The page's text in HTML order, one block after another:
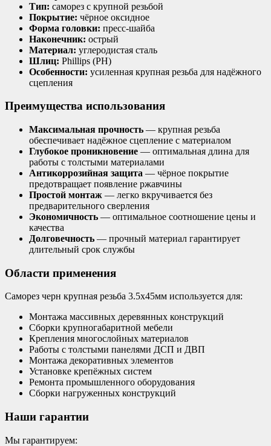
Тип: саморез с крупной резьбой
Покрытие: чёрное оксидное
Форма головки: пресс-шайба
Наконечник: острый
Материал: углеродистая сталь
Шлиц: Phillips (PH)
Особенности: усиленная крупная резьба для надёжного
сцепления
Преимущества использования
Максимальная прочность — крупная резьба
обеспечивает надёжное сцепление с материалом
Глубокое проникновение — оптимальная длина для
работы с толстыми материалами
Антикоррозийная защита — чёрное покрытие
предотвращает появление ржавчины
Простой монтаж — легко вкручивается без
предварительного сверления
Экономичность — оптимальное соотношение цены и
качества
Долговечность — прочный материал гарантирует
длительный срок службы
Области применения
Саморез черн крупная резьба 3.5х45мм используется для:
Монтажа массивных деревянных конструкций
Сборки крупногабаритной мебели
Крепления многослойных материалов
Работы с толстыми панелями ДСП и ДВП
Монтажа декоративных элементов
Установке крепёжных систем
Ремонта промышленного оборудования
Сборки нагруженных конструкций
Наши гарантии
Мы гарантируем: